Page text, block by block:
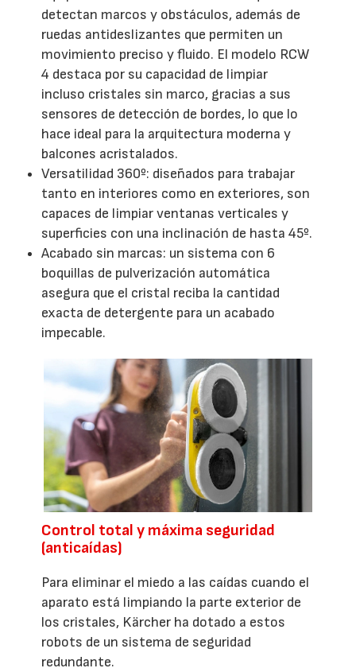
detectan marcos y obstáculos, además de
ruedas antideslizantes que permiten un
movimiento preciso y fluido. El modelo RCW
4 destaca por su capacidad de limpiar
incluso cristales sin marco, gracias a sus
sensores de detección de bordes, lo que lo
hace ideal para la arquitectura moderna y
balcones acristalados.
Versatilidad 360º: diseñados para trabajar
tanto en interiores como en exteriores, son
capaces de limpiar ventanas verticales y
superficies con una inclinación de hasta 45º.
Acabado sin marcas: un sistema con 6
boquillas de pulverización automática
asegura que el cristal reciba la cantidad
exacta de detergente para un acabado
impecable.
Control total y máxima seguridad
(anticaídas)
Para eliminar el miedo a las caídas cuando el
aparato está limpiando la parte exterior de
los cristales, Kärcher ha dotado a estos
robots de un sistema de seguridad
redundante.